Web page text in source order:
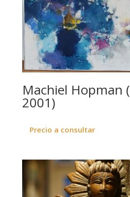
Machiel Hopman
2001)
Precio a consultar